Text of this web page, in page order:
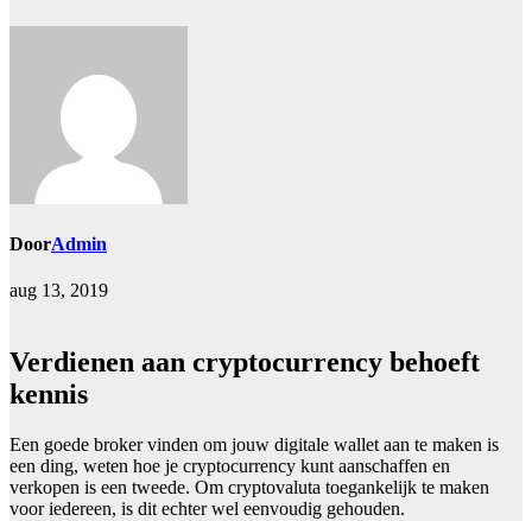
DoorAdmin
aug 13, 2019
Verdienen aan cryptocurrency behoeft
kennis
Een goede broker vinden om jouw digitale wallet aan te maken is
een ding, weten hoe je cryptocurrency kunt aanschaffen en
verkopen is een tweede. Om cryptovaluta toegankelijk te maken
voor iedereen, is dit echter wel eenvoudig gehouden.